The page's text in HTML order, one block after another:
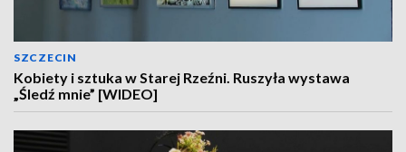
SZCZECIN
Kobiety i sztuka w Starej Rzeźni. Ruszyła wystawa
„Śledź mnie” [WIDEO]